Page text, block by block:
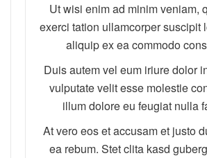
Ut wisi enim ad minim veniam,
exerci tation ullamcorper suscipit
aliquip ex ea commodo
Duis autem vel eum iriure dolor
vulputate velit esse molestie
illum dolore eu feugiat nulla
At vero eos et accusam et justo
ea rebum. Stet clita kasd